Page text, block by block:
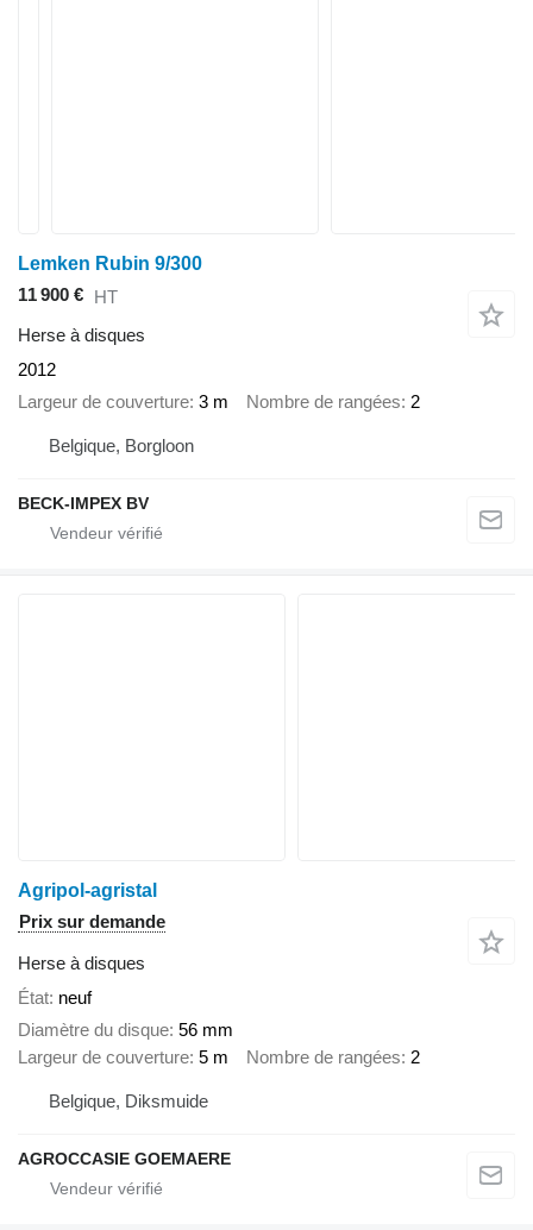
Lemken Rubin 9/300
11 900 € HT
Herse à disques
2012
Largeur de couverture 3 m Nombre de rangées 2
Belgique, Borgloon
BECK-IMPEX BV
Agripol-agristal
Prix sur demande
Herse à disques
État neuf
Diamètre du disque 56 mm
Largeur de couverture 5 m Nombre de rangées 2
Belgique, Diksmuide
AGROCCASIE GOEMAERE